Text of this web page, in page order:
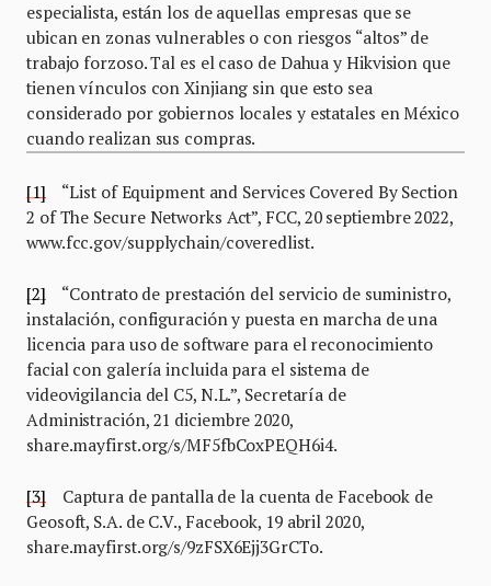
especialista, están los de aquellas empresas que se
ubican en zonas vulnerables o con riesgos “altos” de
trabajo forzoso. Tal es el caso de Dahua y Hikvision que
tienen vínculos con Xinjiang sin que esto sea
considerado por gobiernos locales y estatales en México
cuando realizan sus compras.
[1]“List of Equipment and Services Covered By Section
2 of The Secure Networks Act”, FCC, 20 septiembre 2022,
www.fcc.gov/supplychain/coveredlist.
[2]“Contrato de prestación del servicio de suministro,
instalación, configuración y puesta en marcha de una
licencia para uso de software para el reconocimiento
facial con galería incluida para el sistema de
videovigilancia del C5, N.L.”, Secretaría de
Administración, 21 diciembre 2020,
share.mayfirst.org/s/MF5fbCoxPEQH6i4.
[3]Captura de pantalla de la cuenta de Facebook de
Geosoft, S.A. de C.V., Facebook, 19 abril 2020,
share.mayfirst.org/s/9zFSX6Ejj3GrCTo.